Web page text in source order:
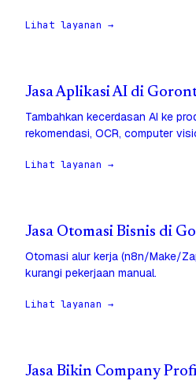
Lihat layanan →
Jasa Aplikasi AI di
Tambahkan kecerdasan AI ke
rekomendasi, OCR, computer
Lihat layanan →
Jasa Otomasi Bisnis di
Otomasi alur kerja (n8n/Make/
kurangi pekerjaan manual.
Lihat layanan →
Jasa Bikin Company